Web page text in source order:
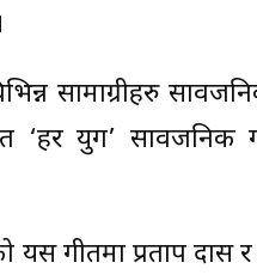
सामाग्रीहरु
‘हर युग’
गीतमा प्रताप दास